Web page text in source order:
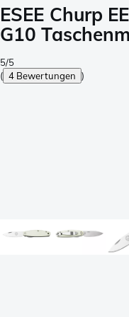
ESEE Churp
G10
5/5
( 4 Bewertungen )